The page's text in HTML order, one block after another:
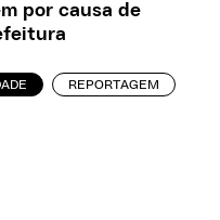
por causa de
REPORTAGEM